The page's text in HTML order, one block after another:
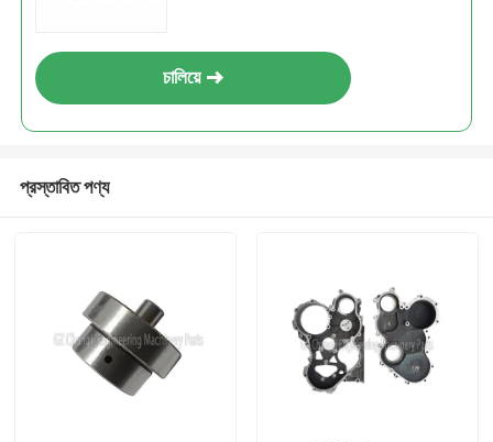
চালিয়ে
প্রস্তাবিত পণ্য